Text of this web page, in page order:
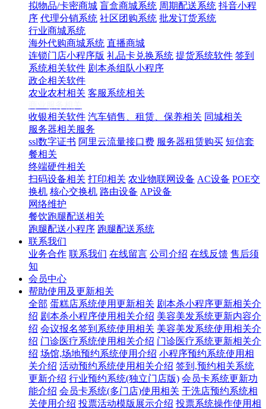
拟物品/卡密商城 盲盒商城系统 周期配送系统 抖音小程
序 代理分销系统 社区团购系统 批发订货系统
行业商城系统
海外代购商城系统 直播商城
连锁门店小程序版 礼品卡兑换系统 提货系统软件 签到
系统相关软件 剧本杀组队小程序
政企相关软件
农业农村相关 客服系统相关
收银相关软件 汽车销售、租赁、保养相关 同城相关
服务器相关服务
ssl数字证书 阿里云流量接口费 服务器租赁购买 短信套
餐相关
终端硬件相关
扫码设备相关 打印相关 农业物联网设备 AC设备 POE交
换机 核心交换机 路由设备 AP设备
网络维护
餐饮跑腿配送相关
跑腿配送小程序 跑腿配送系统
联系我们
业务合作 联系我们 在线留言 公司介绍 在线反馈 售后须
知
会员中心
帮助使用及更新相关
全部 蛋糕店系统使用更新相关 剧本杀小程序更新相关介
绍 剧本杀小程序使用相关介绍 美容美发系统更新内容介
绍 会议报名签到系统使用相关 美容美发系统使用相关介
绍 门诊医疗系统使用相关介绍 门诊医疗系统更新相关介
绍 场馆,场地预约系统使用介绍 小程序预约系统使用相
关介绍 活动预约系统使用相关介绍 签到,预约相关系统
更新介绍 行业预约系统(独立门店版) 会员卡系统更新功
能介绍 会员卡系统(多门店)使用相关 干洗店预约系统相
关使用介绍 投票活动模版展示介绍 投票系统操作使用相